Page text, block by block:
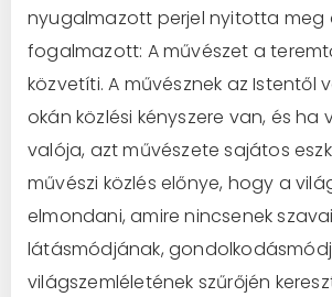
nyugalmazott perjel nyitotta meg
fogalmazott: A művészet a
közvetíti. A művésznek az Istentől
okán közlési kényszere van, és ha
valója, azt művészete sajátos
művészi közlés előnye, hogy a
elmondani, amire nincsenek
látásmódjának,
világszemléletének szűrőjén